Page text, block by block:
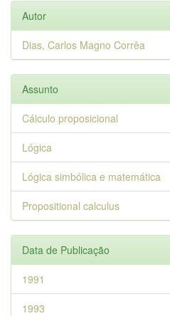
Autor
Dias, Carlos Magno Corrêa
Assunto
Cálculo proposicional
Lógica
Lógica simbólica e matemática
Propositional calculus
Data de Publicação
1991
1993